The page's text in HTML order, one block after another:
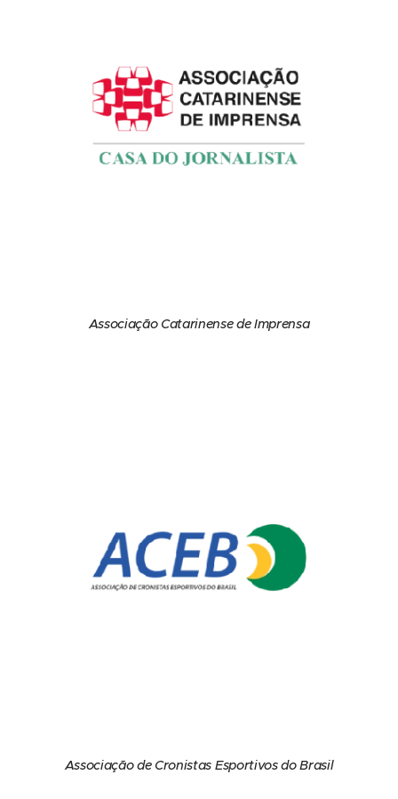
Associação Catarinense de Imprensa
Associação de Cronistas Esportivos do Brasil